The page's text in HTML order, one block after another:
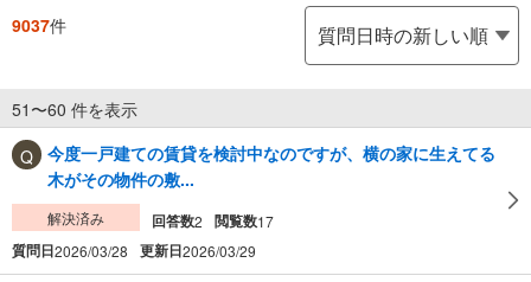
9037件
51〜60 件を表示
今度一戸建ての賃貸を検討中なのですが、横の家に生えてる
木がその物件の敷...
解決済み 回答数2 閲覧数17
質問日2026/03/28 更新日2026/03/29